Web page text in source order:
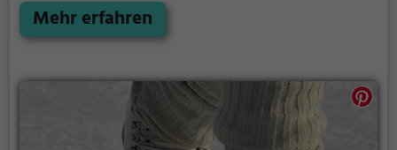
Anfänger können sich mit Laufhilfen aufs Eis wagen.
Mehr erfahren